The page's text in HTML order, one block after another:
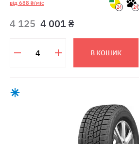
від 688 ₴/міс
24 24
4 125 4 001 ₴
В КОШИК